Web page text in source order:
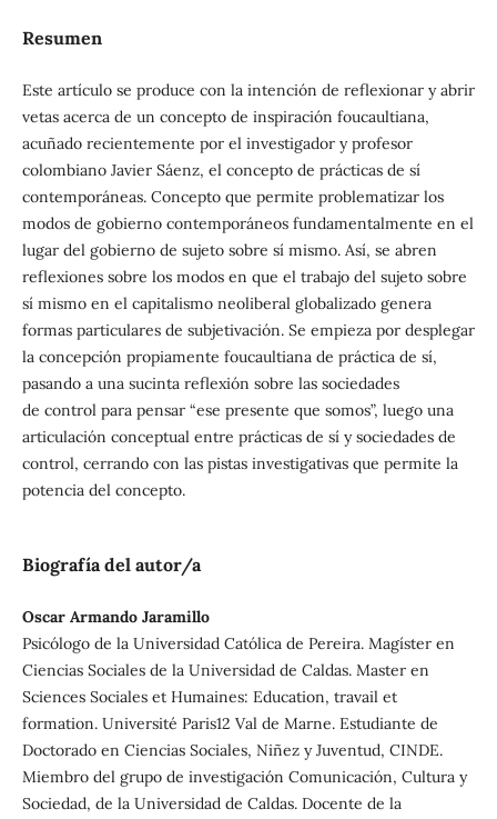
Resumen
Este artículo se produce con la intención de reflexionar y abrir
vetas acerca de un concepto de inspiración foucaultiana,
acuñado recientemente por el investigador y profesor
colombiano Javier Sáenz, el concepto de prácticas de sí
contemporáneas. Concepto que permite problematizar los
modos de gobierno contemporáneos fundamentalmente en el
lugar del gobierno de sujeto sobre sí mismo. Así, se abren
reflexiones sobre los modos en que el trabajo del sujeto sobre
sí mismo en el capitalismo neoliberal globalizado genera
formas particulares de subjetivación. Se empieza por desplegar
la concepción propiamente foucaultiana de práctica de sí,
pasando a una sucinta reflexión sobre las sociedades
de control para pensar “ese presente que somos”, luego una
articulación conceptual entre prácticas de sí y sociedades de
control, cerrando con las pistas investigativas que permite la
potencia del concepto.
Biografía del autor/a
Oscar Armando Jaramillo
Psicólogo de la Universidad Católica de Pereira. Magíster en
Ciencias Sociales de la Universidad de Caldas. Master en
Sciences Sociales et Humaines: Education, travail et
formation. Université Paris12 Val de Marne. Estudiante de
Doctorado en Ciencias Sociales, Niñez y Juventud, CINDE.
Miembro del grupo de investigación Comunicación, Cultura y
Sociedad, de la Universidad de Caldas. Docente de la